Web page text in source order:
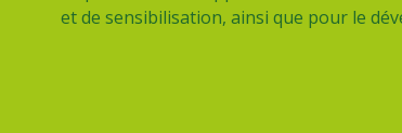
et de sensibilisation, ainsi que pour le